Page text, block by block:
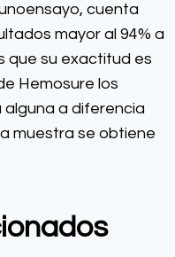
cuenta
mayor al 94% a
que su exactitud es
Hemosure los
a diferencia
muestra se obtiene